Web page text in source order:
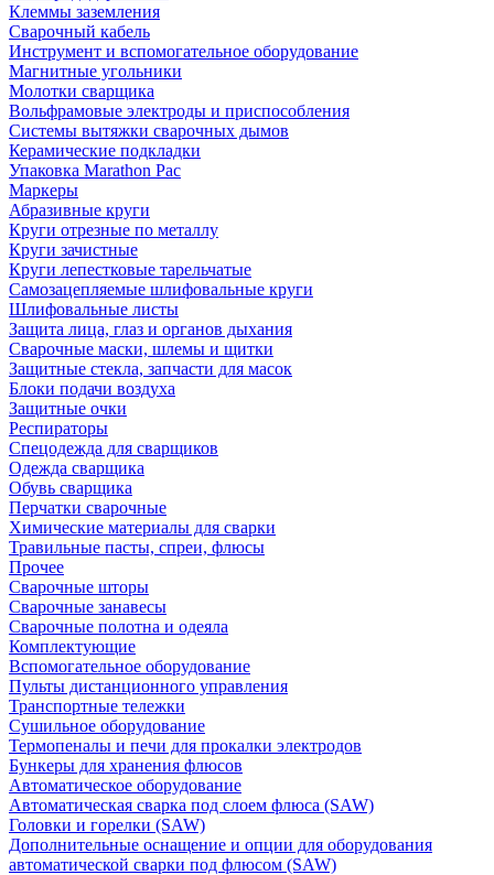
Клеммы заземления
Сварочный кабель
Инструмент и вспомогательное оборудование
Магнитные угольники
Молотки сварщика
Вольфрамовые электроды и приспособления
Системы вытяжки сварочных дымов
Керамические подкладки
Упаковка Marathon Pac
Маркеры
Абразивные круги
Круги отрезные по металлу
Круги зачистные
Круги лепестковые тарельчатые
Самозацепляемые шлифовальные круги
Шлифовальные листы
Защита лица, глаз и органов дыхания
Сварочные маски, шлемы и щитки
Защитные стекла, запчасти для масок
Блоки подачи воздуха
Защитные очки
Респираторы
Спецодежда для сварщиков
Одежда сварщика
Обувь сварщика
Перчатки сварочные
Химические материалы для сварки
Травильные пасты, спреи, флюсы
Прочее
Сварочные шторы
Сварочные занавесы
Сварочные полотна и одеяла
Комплектующие
Вспомогательное оборудование
Пульты дистанционного управления
Транспортные тележки
Сушильное оборудование
Термопеналы и печи для прокалки электродов
Бункеры для хранения флюсов
Автоматическое оборудование
Автоматическая сварка под слоем флюса (SAW)
Головки и горелки (SAW)
Дополнительные оснащение и опции для оборудования
автоматической сварки под флюсом (SAW)